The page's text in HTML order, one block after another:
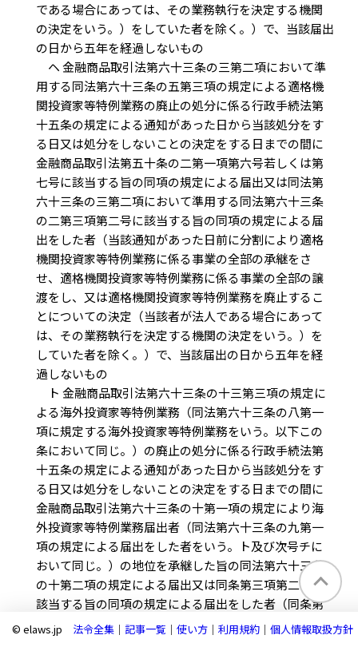
である場合にあっては、その業務執行を決定する機関
の決定をいう。）をしていた者を除く。）で、当該届出
の日から五年を経過しないもの
ヘ 金融商品取引法第六十三条の三第二項において準
用する同法第六十三条の五第三項の規定による適格機
関投資家等特例業務の廃止の処分に係る行政手続法第
十五条の規定による通知があった日から当該処分をす
る日又は処分をしないことの決定をする日までの間に
金融商品取引法第五十条の二第一項第六号若しくは第
七号に該当する旨の同項の規定による届出又は同法第
六十三条の三第二項において準用する同法第六十三条
の二第三項第二号に該当する旨の同項の規定による届
出をした者（当該通知があった日前に分割により適格
機関投資家等特例業務に係る事業の全部の承継をさ
せ、適格機関投資家等特例業務に係る事業の全部の譲
渡をし、又は適格機関投資家等特例業務を廃止するこ
とについての決定（当該者が法人である場合にあって
は、その業務執行を決定する機関の決定をいう。）を
していた者を除く。）で、当該届出の日から五年を経
過しないもの
ト 金融商品取引法第六十三条の十三第三項の規定に
よる海外投資家等特例業務（同法第六十三条の八第一
項に規定する海外投資家等特例業務をいう。以下この
条において同じ。）の廃止の処分に係る行政手続法第
十五条の規定による通知があった日から当該処分をす
る日又は処分をしないことの決定をする日までの間に
金融商品取引法第六十三条の十第一項の規定により海
外投資家等特例業務届出者（同法第六十三条の九第一
項の規定による届出をした者をいう。ト及び次号チに
おいて同じ。）の地位を承継した旨の同法第六十三条
の十第二項の規定による届出又は同条第三項第二号に
該当する旨の同項の規定による届出をした者（同条第
一項の規定により海外投資家等特例業務届出者の地位
© elaws.jp 法令全集 ｜ 記事一覧 ｜ 使い方 ｜ 利用規約 ｜ 個人情報取扱方針